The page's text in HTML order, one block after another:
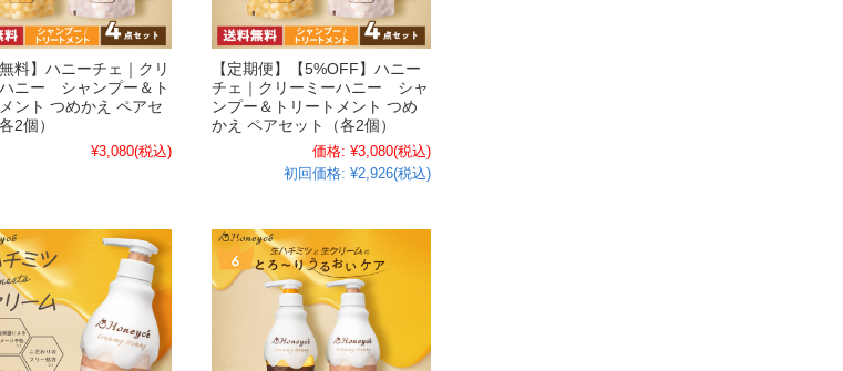
無料】ハニーチェ｜クリ
ニー シャンプー＆ト
ント つめかえ ペアセ
2個）
¥3,080(税込)
【定期便】【5%OFF】ハニー
チェ｜クリーミーハニー シャ
ンプー＆トリートメント つめ
かえ ペアセット（各2個）
価格: ¥3,080(税込)
初回価格: ¥2,926(税込)